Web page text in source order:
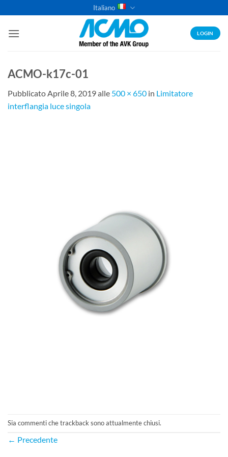
ai
contenuti
Italiano
LOGIN
ACMO-k17c-01
PubblicatoAprile 8, 2019alle 500 × 650 in Limitatore
interflangia luce singola
Sia commenti che trackback sono attualmente chiusi.
← Precedente